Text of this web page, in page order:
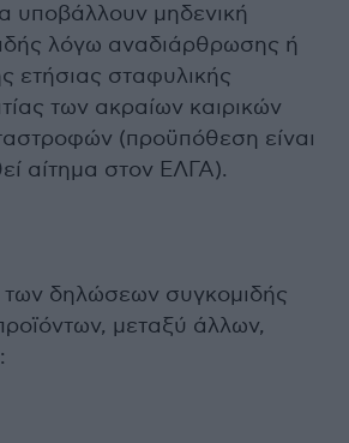
υποβάλλουν μηδενική
λόγω αναδιάρθρωσης ή
ετήσιας σταφυλικής
των ακραίων καιρικών
(προϋπόθεση είναι
αίτημα στον ΕΛΓΑ).
των δηλώσεων συγκομιδής
μεταξύ άλλων,